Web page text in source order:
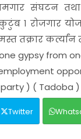
संघटन
कुटुंब १ रोजगार
तक्रार
gypsy from
) ( Tadoba
Twitter